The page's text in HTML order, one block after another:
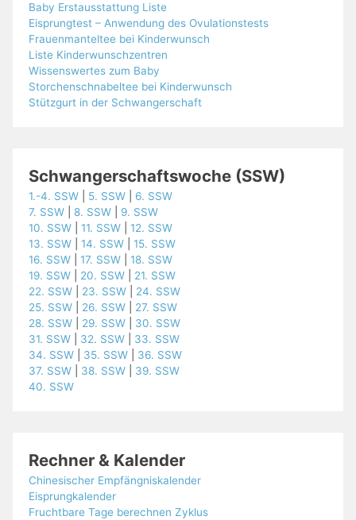
Baby Erstausstattung Liste
Eisprungtest – Anwendung des Ovulationstests
Frauenmanteltee bei Kinderwunsch
Liste Kinderwunschzentren
Wissenswertes zum Baby
Storchenschnabeltee bei Kinderwunsch
Stützgurt in der Schwangerschaft
Schwangerschaftswoche (SSW)
1.-4. SSW 5. SSW
6. SSW
7. SSW
8. SSW
9. SSW
10. SSW |11. SSW |12. SSW
13. SSW |14. SSW |15. SSW
16. SSW |17. SSW |18. SSW
19. SSW
20. SSW
21. SSW
22. SSW
23. SSW
24. SSW
25. SSW
26. SSW
27. SSW
28. SSW
29. SSW
30. SSW
31. SSW
32. SSW
33. SSW
34. SSW
35. SSW
36. SSW
37. SSW
38. SSW
39. SSW
40. SSW
Rechner & Kalender
Chinesischer Empfängniskalender
Eisprungkalender
Fruchtbare Tage berechnen Zyklus